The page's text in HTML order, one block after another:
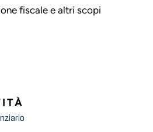
fiscale e altri scopi